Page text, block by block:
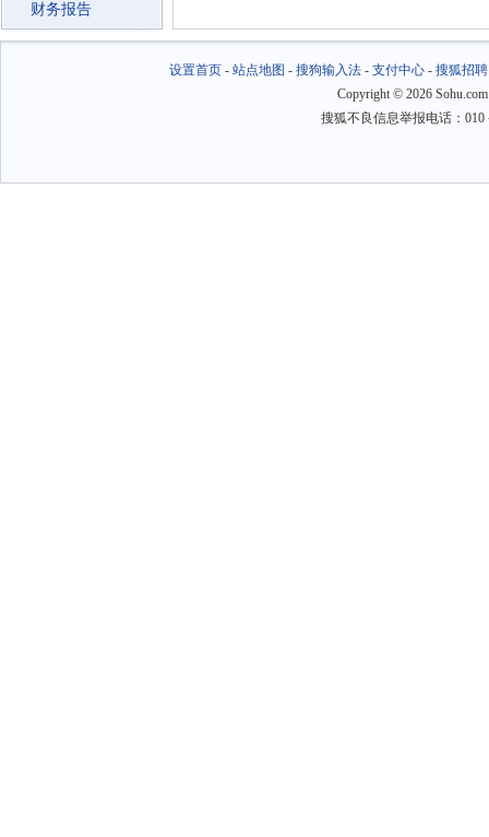
财务报告
设置首页- 站点地图 - 搜狗输入法- 支付中心- 搜狐招聘
Copyright © 2026
搜狐不良信息举报电话：010